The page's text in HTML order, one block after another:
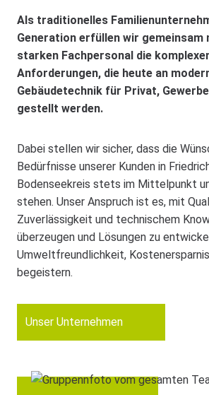
Als traditionelles
Generation erfüllen wir gemeinsam
starken Fachpersonal die
Anforderungen, die heute an
Gebäudetechnik für Privat,
gestellt werden.
Dabei stellen wir sicher, dass die
Bedürfnisse unserer Kunden in
Bodenseekreis stets im Mittelpunkt
stehen. Unser Anspruch ist es, mit
Zuverlässigkeit und technischem
überzeugen und Lösungen zu
Umweltfreundlichkeit,
begeistern.
Unser Unternehmen